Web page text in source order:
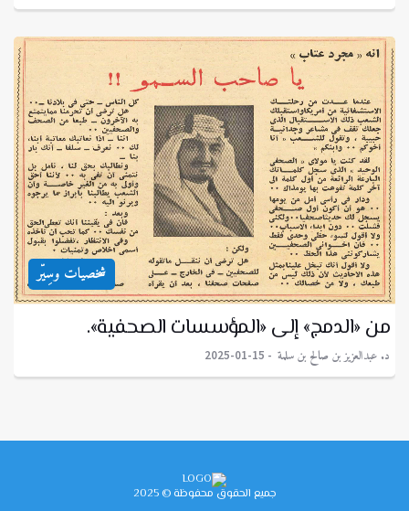
شخصيات وسِيّر
من «الدمج» إلى «المؤسسات الصحفية».
د. عبدالعزيز بن صالح بن سلمة 2025-01-15
جميع الحقوق محفوظة © 2025